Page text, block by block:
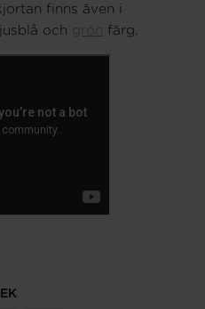
finns även i
och grön färg.